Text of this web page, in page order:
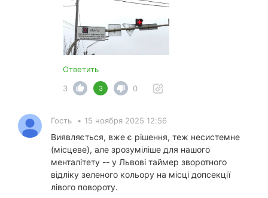
Ответить
3
3 0
Гость • 15 ноября 2025 12:56
Виявляється, вже є рішення, теж несистемне
(місцеве), але зрозуміліше для нашого
менталітету -- у Львові таймер зворотного
відліку зеленого кольору на місці допсекції
лівого повороту.